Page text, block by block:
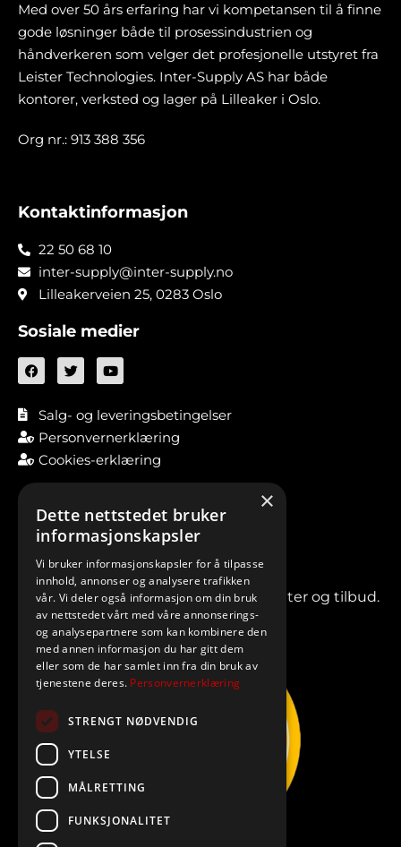
Med over 50 års erfaring har vi kompetansen til å finne
gode løsninger både til prosessindustrien og
håndverkeren som velger det profesjonelle utstyret fra
Leister Technologies. Inter-Supply AS har både
kontorer, verksted og lager på Lilleaker i Oslo.
Org nr.: 913 388 356
Kontaktinformasjon
22 50 68 10
inter-supply@inter-supply.no
Lilleakerveien 25, 0283 Oslo
Sosiale medier
Salg- og leveringsbetingelser
Personvernerklæring
Cookies-erklæring
Meld deg på vårt nyhetsbrev for nyheter og tilbud.
×
Dette nettstedet bruker
informasjonskapsler
Vi bruker informasjonskapsler for å tilpasse
innhold, annonser og analysere trafikken
vår. Vi deler også informasjon om din bruk
av nettstedet vårt med våre annonserings-
og analysepartnere som kan kombinere den
med annen informasjon du har gitt dem
eller som de har samlet inn fra din bruk av
tjenestene deres. Personvernerklæring
STRENGT NØDVENDIG
YTELSE
MÅLRETTING
FUNKSJONALITET